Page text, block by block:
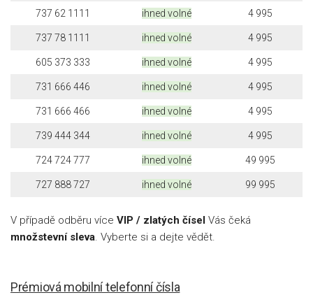
737 62 1111 ihned volné 4 995
737 78 1111 ihned volné 4 995
605 373 333 ihned volné 4 995
731 666 446 ihned volné 4 995
731 666 466 ihned volné 4 995
739 444 344 ihned volné 4 995
724 724 777 ihned volné 49 995
727 888 727 ihned volné 99 995
V případě odběru více VIP / zlatých čísel Vás čeká
množstevní sleva. Vyberte si a dejte vědět.
Prémiová mobilní telefonní čísla